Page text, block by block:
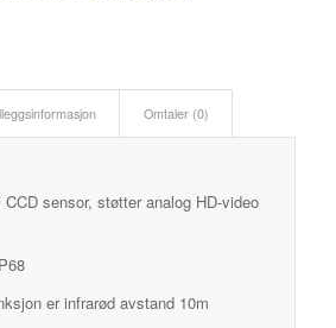
Omtaler (0)
sensor, støtter analog HD-video
er infrarød avstand 10m